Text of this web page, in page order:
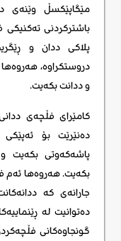
مێگاپێکسڵ
باشترکردنی
پلاکی ددان و
دروستکراوە،
و ددانت بکەیت.
دەنێرێت بۆ ئەپێکی
پاشەکەوتی بکەیت
بکەیت. هەروەها ئەم
جارانەی کە
گونجاوەکانی